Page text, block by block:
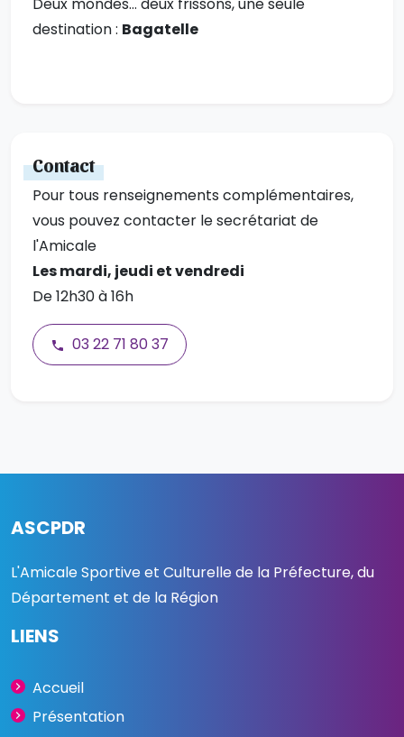
destination : Bagatelle
Contact
Pour tous renseignements complémentaires,
vous pouvez contacter le secrétariat de
l'Amicale
Les mardi, jeudi et vendredi
De 12h30 à 16h
03 22 71 80 37
ASCPDR
L'Amicale Sportive et Culturelle de la Préfecture, du
Département et de la Région
LIENS
Accueil
Présentation